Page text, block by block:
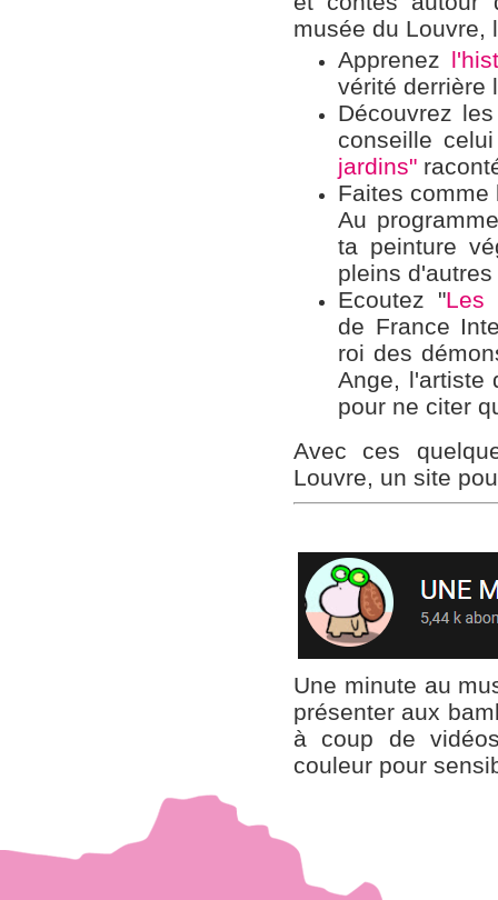
musée du Louvre,
Apprenez
vérité derrière
Découvrez
conseille
jardins"
Faites
Au
ta peinture
pleins
Ecoutez "Les
de France
roi des
Ange, l'artiste
pour ne citer
Avec ces
Louvre, un site
Une minute au
présenter aux
à coup de
couleur pour